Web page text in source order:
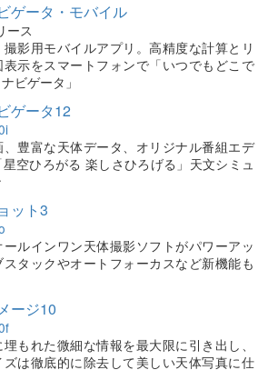
ゲータ・モバイル
ース
影用モバイルアプリ。高精度な計算とリ
表示をスマートフォンで「いつでもどこで
ビゲータ」
ゲータ12
、豊富な天体データ、オリジナル番組エデ
星空ひろがる 楽しさひろげる」天文シミュ
ット3
ルインワン天体撮影ソフトがパワーアッ
スタックやオートフォーカスなど新機能も
ージ10
もれた微細な情報を最大限に引き出し、
は徹底的に除去して美しい天体写真に仕